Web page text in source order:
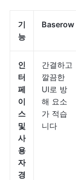
기
능
Baserow
인
터
페
이
스
및
사
용
자
경
간결하고
깔끔한
UI로 방
해 요소
가 적습
니다